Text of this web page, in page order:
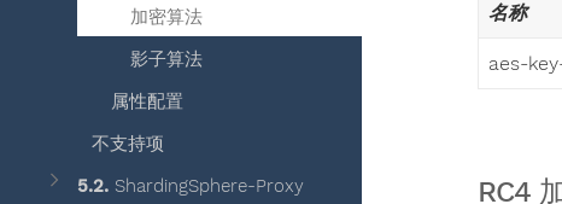
加密算法
影子算法
属性配置
不支持项
5.2. ShardingSphere-Proxy
名称
aes-
RC4